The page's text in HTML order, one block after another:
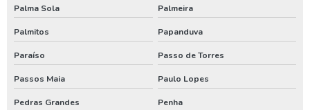
Perfuração de poço artesiano em santa catarina
Perfuração de poço artesiano no paraná
Perfuração de poço artesiano no rio grande do sul
Poço artesiano
Poço artesiano em santa catarina
Palma Sola Palmeira
Palmitos Papanduva
Paraíso Passo de Torres
Passos Maia Paulo Lopes
Pedras Grandes Penha